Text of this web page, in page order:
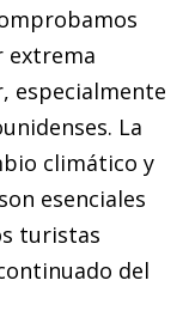
extrema
especialmente
La
climático y
esenciales
turistas
del